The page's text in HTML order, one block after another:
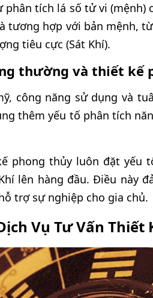
tích lá số tử vi (mệnh)
tương hợp với bản mệnh,
tiêu cực (Sát Khí).
thường và thiết kế
công năng sử dụng và
thêm yếu tố phân tích
phong thủy luôn đặt yếu
lên hàng đầu. Điều này
trợ sự nghiệp cho gia chủ.
Vụ Tư Vấn Thiết